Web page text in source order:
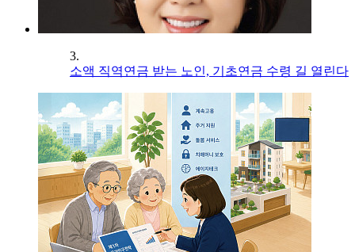
3.
소액 직역연금 받는 노인, 기초연금 수령 길 열린다